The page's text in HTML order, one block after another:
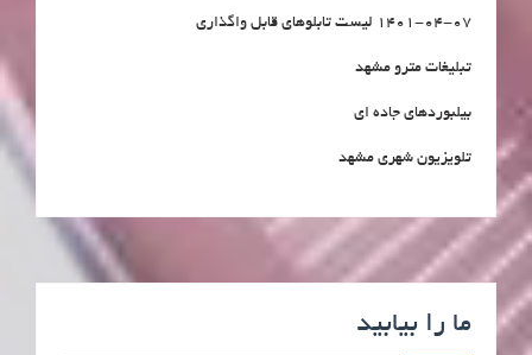
1401-04-07 لیست تابلوهای قابل واگذاری
تبلیغات مترو مشهد
بیلبوردهای جاده ای
تلویزیون شهری مشهد
ما را بیابید